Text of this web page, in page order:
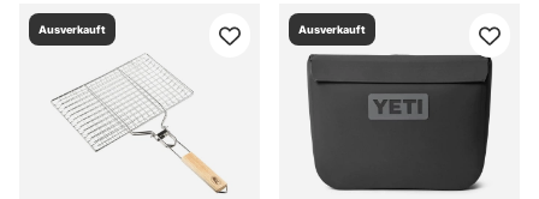
Ausverkauft Ausverkauft